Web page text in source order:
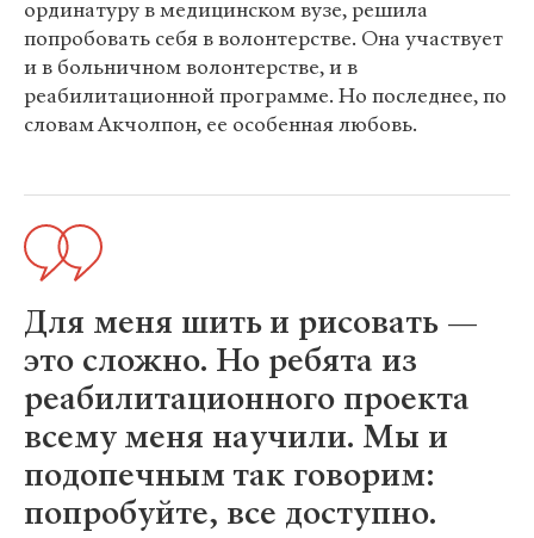
ординатуру в медицинском вузе, решила
попробовать себя в волонтерстве. Она участвует
и в больничном волонтерстве, и в
реабилитационной программе. Но последнее, по
словам Акчолпон, ее особенная любовь.
Для меня шить и рисовать —
это сложно. Но ребята из
реабилитационного проекта
всему меня научили. Мы и
подопечным так говорим:
попробуйте, все доступно.